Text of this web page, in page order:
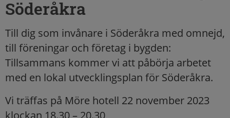
Söderåkra
Till dig som invånare i Söderåkra med omnejd,
till föreningar och företag i bygden:
Tillsammans kommer vi att påbörja arbetet
med en lokal utvecklingsplan för Söderåkra.
Vi träffas på Möre hotell 22 november 2023
klockan 18.30 – 20.30